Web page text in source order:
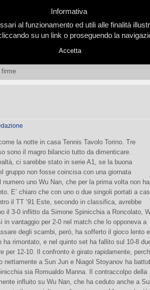
firme
la notte in casa Tennis Tavolo Torino. Tre
sono il magro bilancio tutto da dimenticare.
ci sarebbe stato in serie A1, se la buona
gruppo non fosse coincisa con una giornata
uno Wu Nan, che per la prima volta non ha
E’ chiaro che con uno o due singoli portati a
il TT ’91 Este, secondo in classifica, avrebbe
il 3-0 inflitto da Simone Spinicchia a Roncolato,
in vantaggio per 2-0 nel match che lo opponeva a
degli scambi, però, ha sofferto il gioco lento e
ha rimontato, e nel quinto set ha fallito sul 10-8
per 12-10. Il confronto è girato rapidamente,
nettamente a Sun Jun e Niagol Stoyanov ha
sia Romualdo Manna. Il contraccolpo della
influito su Wu Nan, che ha ceduto anche a
Informativa
al funzionamento ed utili alle finalità
su un link o proseguendo la
Accetta